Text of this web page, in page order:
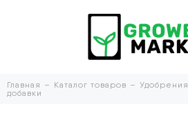
Главная Каталог товаров Удобрения
добавки